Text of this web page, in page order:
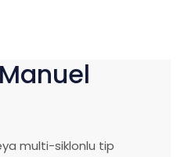
multi-siklonlu tip